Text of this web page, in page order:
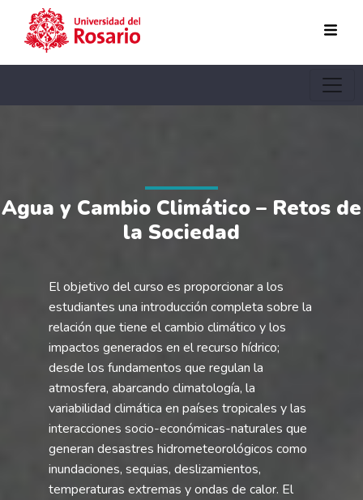
Agua y Cambio Climático – Retos de
la Sociedad
El objetivo del curso es proporcionar a los
estudiantes una introducción completa sobre la
relación que tiene el cambio climático y los
impactos generados en el recurso hídrico;
desde los fundamentos que regulan la
atmosfera, abarcando climatología, la
variabilidad climática en países tropicales y las
interacciones socio-económicas-naturales que
generan desastres hidrometeorológicos como
inundaciones, sequias, deslizamientos,
temperaturas extremas y ondas de calor. El